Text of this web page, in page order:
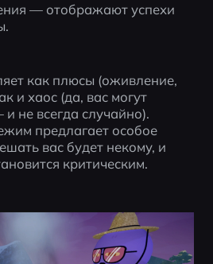
— отображают успехи
как плюсы (оживление,
и хаос (да, вас могут
не всегда случайно).
предлагает особое
вас будет некому, и
критическим.